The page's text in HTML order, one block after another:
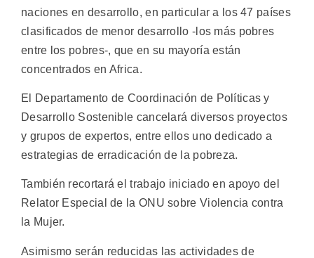
naciones en desarrollo, en particular a los 47 países
clasificados de menor desarrollo -los más pobres
entre los pobres-, que en su mayoría están
concentrados en Africa.
El Departamento de Coordinación de Políticas y
Desarrollo Sostenible cancelará diversos proyectos
y grupos de expertos, entre ellos uno dedicado a
estrategias de erradicación de la pobreza.
También recortará el trabajo iniciado en apoyo del
Relator Especial de la ONU sobre Violencia contra
la Mujer.
Asimismo serán reducidas las actividades de